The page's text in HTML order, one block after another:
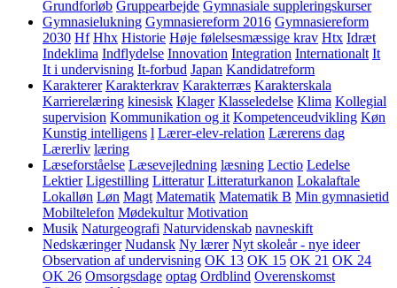
Grundforløb Gruppearbejde Gymnasiale suppleringskurser
Gymnasielukning Gymnasiereform 2016 Gymnasiereform
2030 Hf Hhx Historie Høje følelsesmæssige krav Htx Idræt
Indeklima Indflydelse Innovation Integration Internationalt It
It i undervisning It-forbud Japan Kandidatreform
Karakterer Karakterkrav Karakterræs Karakterskala
Karrierelæring kinesisk Klager Klasseledelse Klima Kollegial
supervision Kommunikation og it Kompetenceudvikling Køn
Kunstig intelligens l Lærer-elev-relation Lærerens dag
Lærerliv læring
Læseforståelse Læsevejledning læsning Lectio Ledelse
Lektier Ligestilling Litteratur Litteraturkanon Lokalaftale
Lokalløn Løn Magt Matematik Matematik B Min gymnasietid
Mobiltelefon Mødekultur Motivation
Musik Naturgeografi Naturvidenskab navneskift
Nedskæringer Nudansk Ny lærer Nyt skoleår - nye ideer
Observation af undervisning OK 13 OK 15 OK 21 OK 24
OK 26 Omsorgsdage optag Ordblind Overenskomst